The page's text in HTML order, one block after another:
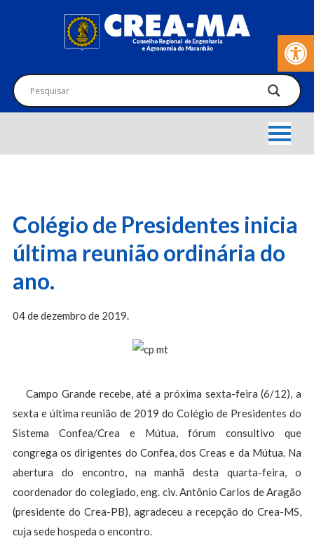
Barra de
Colégio de Presidentes inicia
última reunião ordinária do
ano.
04 de dezembro de 2019.
Campo Grande recebe, até a próxima sexta-feira (6/12), a
sexta e última reunião de 2019 do Colégio de Presidentes do
Sistema Confea/Crea e Mútua, fórum consultivo que
congrega os dirigentes do Confea, dos Creas e da Mútua. Na
abertura do encontro, na manhã desta quarta-feira, o
coordenador do colegiado, eng. civ. Antônio Carlos de Aragão
(presidente do Crea-PB), agradeceu a recepção do Crea-MS,
cuja sede hospeda o encontro.